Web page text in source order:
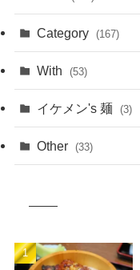
(1)
(38)
Category (167)
(114)
With (53)
(15)
(43)
(49)
イケメン's 麺 (3)
Other (33)